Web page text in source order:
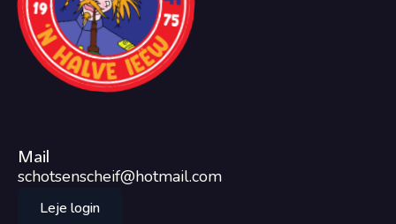
Mail
schotsenscheif@hotmail.com
Leje login